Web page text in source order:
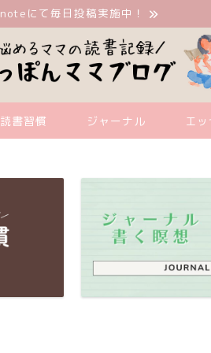
noteにて毎日投稿実施中！
読書習慣 ジャーナル エッ